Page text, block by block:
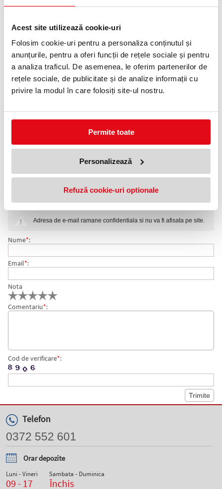
Acest site utilizează cookie-uri
Folosim cookie-uri pentru a personaliza conținutul și
anunțurile, pentru a oferi funcții de rețele sociale și pentru
a analiza traficul. De asemenea, le oferim partenerilor de
rețele sociale, de publicitate și de analize informații cu
privire la modul în care folosiți site-ul nostru.
Permite toate
Personalizează
Refuză cookie-uri optionale
Informatii livrare
0372 552 601
Alege varianta:
COMENTARII MINA PIX 0.8 MM F PELIKAN
Adresa de e-mail ramane confidentiala si nu va fi afisata pe site.
Nume*:
Email*:
Nota
Comentariu*:
Cod de verificare*:
Telefon
0372 552 601
Orar depozite
Luni - Vineri
09 - 17
Sambata - Duminica
Închis